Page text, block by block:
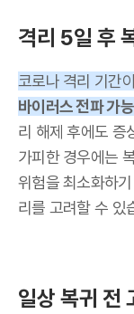
격리 5일 후
코로나 격리 기간
바이러스 전파 가
리 해제 후에도 증
가피한 경우에는
위험을 최소화하
리를 고려할 수 있
일상 복귀 전